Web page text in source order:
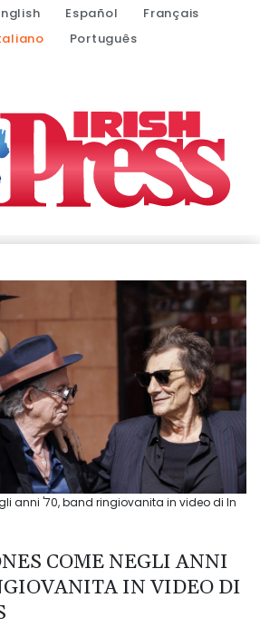
Español
Français
Português
anni '70, band ringiovanita in video di In
COME NEGLI ANNI
IN VIDEO DI